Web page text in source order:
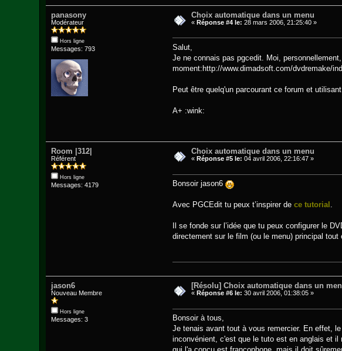
panasony
Modérateur
Hors ligne
Messages: 793
Choix automatique dans un menu
« Réponse #4 le: 28 mars 2006, 21:25:40 »
Salut,
Je ne connais pas pgcedit. Moi,
moment:http://www.dimadsoft.com/dvdremake/
Peut être quelq'un parcourant ce forum et
A+ :wink:
Room |312|
Référent
Hors ligne
Messages: 4179
Choix automatique dans un menu
« Réponse #5 le: 04 avril 2006, 22:16:47 »
Bonsoir jason6
Avec PGCEdit tu peux t’inspirer de ce tutorial
Il se fonde sur l’idée que tu peux configurer le
directement sur le film (ou le menu) principal
jason6
Nouveau Membre
Hors ligne
Messages: 3
[Résolu] Choix automatique dans un
« Réponse #6 le: 30 avril 2006, 01:38:05 »
Bonsoir à tous,
Je tenais avant tout à vous remercier. En effet,
inconvénient, c'est que le tuto est en anglais et il